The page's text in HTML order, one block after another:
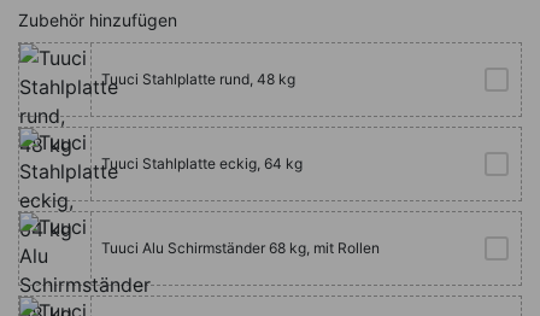
Zubehör hinzufügen
Tuuci Stahlplatte rund, 48 kg
Tuuci Stahlplatte eckig, 64 kg
Tuuci Alu Schirmständer 68 kg, mit Rollen